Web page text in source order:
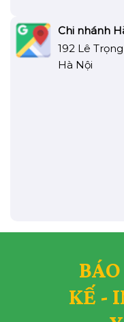
Chi nhánh
192 Lê
Hà Nội
KẾ -